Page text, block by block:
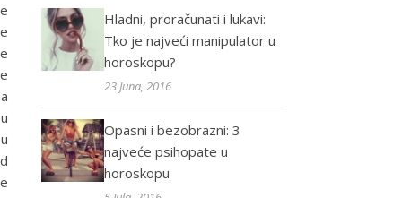
Hladni, proračunati i lukavi:
Tko je najveći manipulator u
horoskopu?
23 Juna, 2016
Opasni i bezobrazni: 3
najveće psihopate u
horoskopu